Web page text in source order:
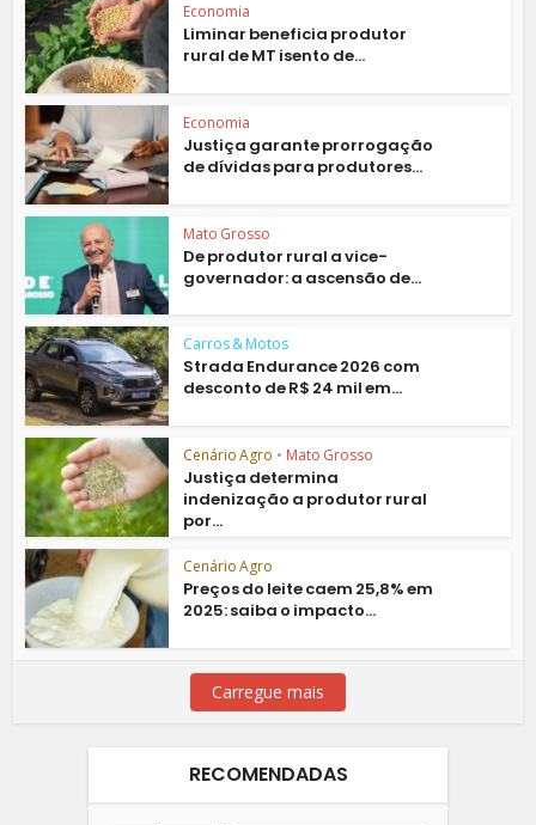
Economia
Liminar beneficia produtor
rural de MT isento de...
Economia
Justiça garante prorrogação
de dívidas para produtores...
Mato Grosso
De produtor rural a vice-
governador: a ascensão de...
Carros & Motos
Strada Endurance 2026 com
desconto de R$ 24 mil em...
Cenário Agro • Mato Grosso
Justiça determina
indenização a produtor rural
por...
Cenário Agro
Preços do leite caem 25,8% em
2025: saiba o impacto...
Carregue mais
RECOMENDADAS